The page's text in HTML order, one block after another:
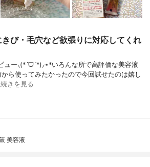
び・毛穴など欲張りに対応してくれ
ュー⸜(*ˊᗜˋ*)⸝⋆*いろんな所で高評価な美容液
ら使ってみたかったので今回試せたのは嬉し
続きを見る
美容液